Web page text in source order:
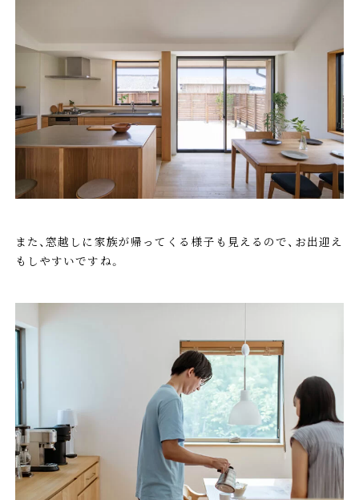
また、窓越しに家族が帰ってくる様子も見えるので、お出迎え
もしやすいですね。